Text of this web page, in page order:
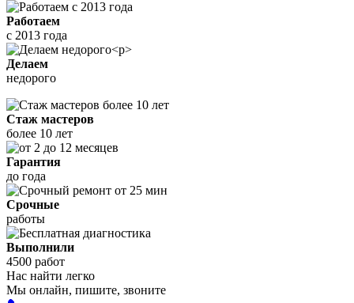
Работаем
с 2013 года
Делаем
недорого
Стаж мастеров
более 10 лет
Гарантия
до года
Срочные
работы
Выполнили
4500 работ
Нас найти легко
Мы онлайн, пишите, звоните